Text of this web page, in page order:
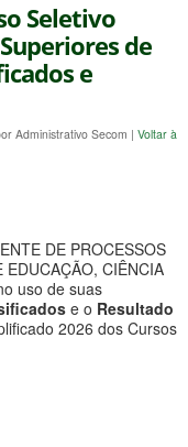
Seletivo
de
e
Administrativo Secom | Voltar à
DE PROCESSOS
CIÊNCIA
uso de suas
e o Resultado
2026 dos Cursos